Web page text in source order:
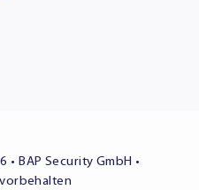
BAP Security GmbH •